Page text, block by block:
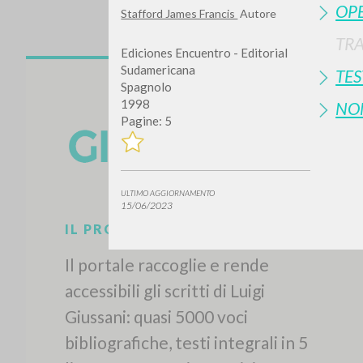
Stafford James Francis Autore
Ediciones Encuentro - Editorial
Sudamericana
Spagnolo
1998
Pagine: 5
ULTIMO AGGIORNAMENTO
15/06/2023
IL PROGETTO
Il portale raccoglie e rende